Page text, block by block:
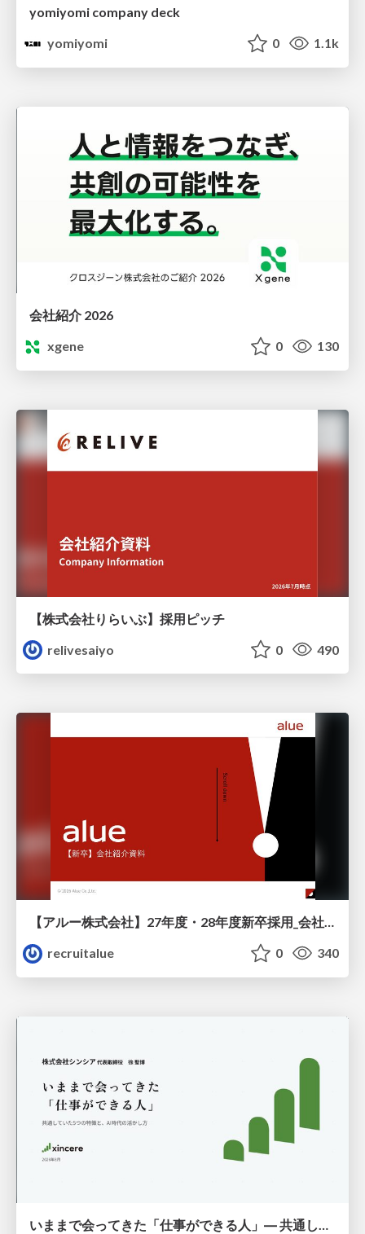
yomiyomi company deck
yomiyomi
0 1.1k
会社紹介 2026
xgene
0 130
【株式会社りらいぶ】採用ピッチ
relivesaiyo
0 490
【アルー株式会社】27年度・28年度新卒採用_会社説明資料
recruitalue
0 340
いままで会ってきた「仕事ができる人」― 共通していた5つの特徴とAI時代の活かし方